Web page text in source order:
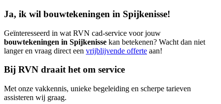
Ja, ik wil bouwtekeningen in Spijkenisse!
Geïnteresseerd in wat RVN cad-service voor jouw
bouwtekeningen in Spijkenisse kan betekenen? Wacht dan niet
langer en vraag direct een vrijblijvende offerte aan!
Bij RVN draait het om service
Met onze vakkennis, unieke begeleiding en scherpe tarieven
assisteren wij graag.